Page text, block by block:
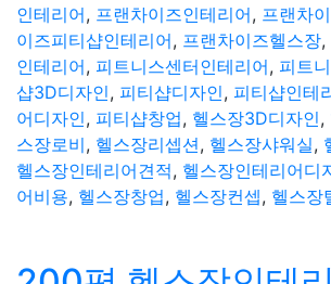
인테리어, 프랜차이즈인테리어, 프랜차
이즈피티샵인테리어, 프랜차이즈헬스장,
인테리어, 피트니스센터인테리어, 피트
샵3D디자인, 피티샵디자인, 피티샵인테
어디자인, 피티샵창업, 헬스장3D디자인,
스장로비, 헬스장리셉션, 헬스장샤워실,
헬스장인테리어견적, 헬스장인테리어디
어비용, 헬스장창업, 헬스장컨셉, 헬스장